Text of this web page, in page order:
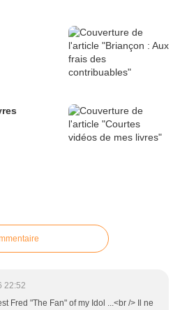
22:52
Fred "The Fan" of my Idol ...<br /> Il ne